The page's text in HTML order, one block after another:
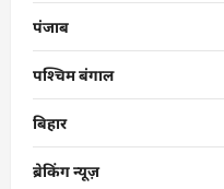
पंजाब
पश्चिम बंगाल
बिहार
ब्रेकिंग न्यूज़